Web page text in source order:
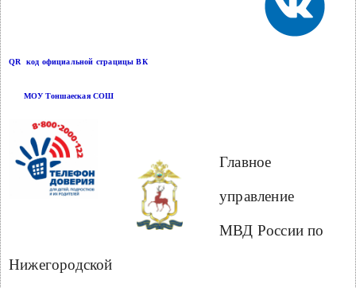
QR код официальной страцицы ВК
МОУ Тоншаеская СОШ
Главное
управление
МВД России по
Нижегородской